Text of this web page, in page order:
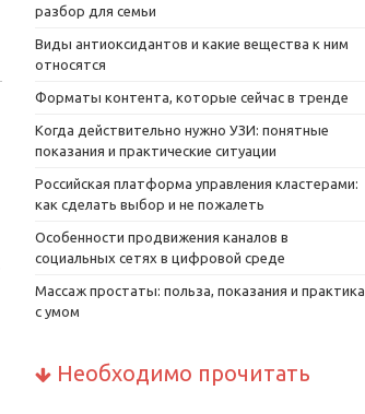
разбор для семьи
Виды антиоксидантов и какие вещества к ним
относятся
Форматы контента, которые сейчас в тренде
Когда действительно нужно УЗИ: понятные
показания и практические ситуации
Российская платформа управления кластерами:
как сделать выбор и не пожалеть
Особенности продвижения каналов в
социальных сетях в цифровой среде
Массаж простаты: польза, показания и практика
с умом
Необходимо прочитать